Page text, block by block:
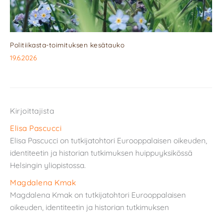
Politiikasta-toimituksen kesätauko
19.6.2026
Kirjoittajista
Elisa Pascucci
Elisa Pascucci on tutkijatohtori Eurooppalaisen oikeuden,
identiteetin ja historian tutkimuksen huippuyksikössä
Helsingin yliopistossa.
Magdalena Kmak
Magdalena Kmak on tutkijatohtori Eurooppalaisen
oikeuden, identiteetin ja historian tutkimuksen